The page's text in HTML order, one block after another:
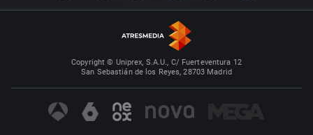
Copyright © Uniprex, S.A.U., C/ Fuerteventura 12
San Sebastián de los Reyes, 28703 Madrid